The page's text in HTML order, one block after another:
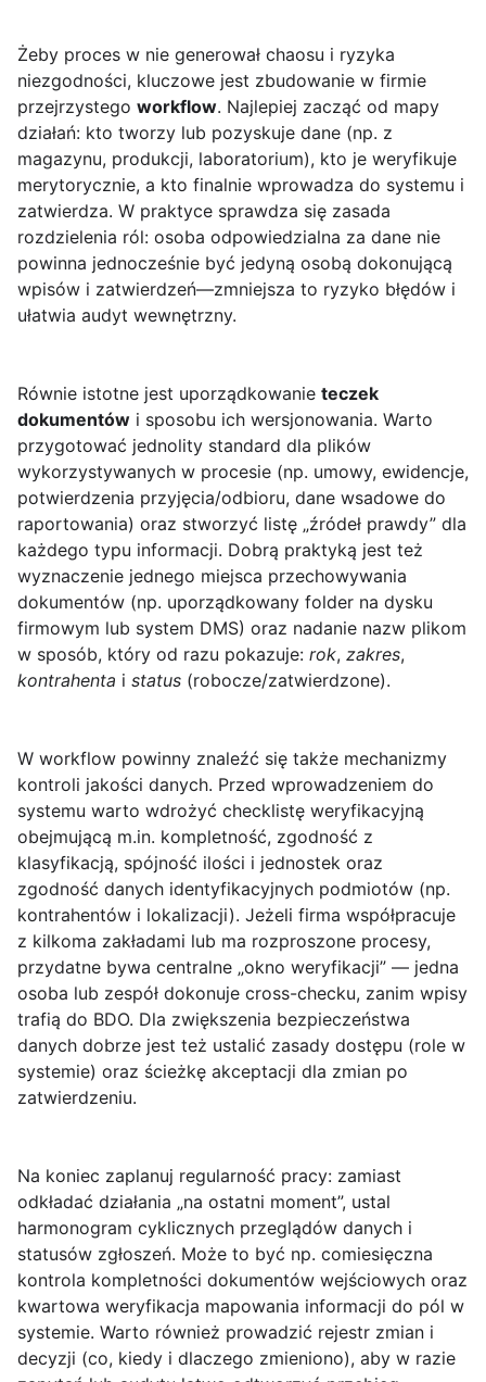
Żeby proces w nie generował chaosu i ryzyka
niezgodności, kluczowe jest zbudowanie w firmie
przejrzystego workflow. Najlepiej zacząć od mapy
działań: kto tworzy lub pozyskuje dane (np. z
magazynu, produkcji, laboratorium), kto je weryfikuje
merytorycznie, a kto finalnie wprowadza do systemu i
zatwierdza. W praktyce sprawdza się zasada
rozdzielenia ról: osoba odpowiedzialna za dane nie
powinna jednocześnie być jedyną osobą dokonującą
wpisów i zatwierdzeń—zmniejsza to ryzyko błędów i
ułatwia audyt wewnętrzny.
Równie istotne jest uporządkowanie teczek
dokumentów i sposobu ich wersjonowania. Warto
przygotować jednolity standard dla plików
wykorzystywanych w procesie (np. umowy, ewidencje,
potwierdzenia przyjęcia/odbioru, dane wsadowe do
raportowania) oraz stworzyć listę „źródeł prawdy” dla
każdego typu informacji. Dobrą praktyką jest też
wyznaczenie jednego miejsca przechowywania
dokumentów (np. uporządkowany folder na dysku
firmowym lub system DMS) oraz nadanie nazw plikom
w sposób, który od razu pokazuje: rok, zakres,
kontrahenta i status (robocze/zatwierdzone).
W workflow powinny znaleźć się także mechanizmy
kontroli jakości danych. Przed wprowadzeniem do
systemu warto wdrożyć checklistę weryfikacyjną
obejmującą m.in. kompletność, zgodność z
klasyfikacją, spójność ilości i jednostek oraz
zgodność danych identyfikacyjnych podmiotów (np.
kontrahentów i lokalizacji). Jeżeli firma współpracuje
z kilkoma zakładami lub ma rozproszone procesy,
przydatne bywa centralne „okno weryfikacji” — jedna
osoba lub zespół dokonuje cross-checku, zanim wpisy
trafią do BDO. Dla zwiększenia bezpieczeństwa
danych dobrze jest też ustalić zasady dostępu (role w
systemie) oraz ścieżkę akceptacji dla zmian po
zatwierdzeniu.
Na koniec zaplanuj regularność pracy: zamiast
odkładać działania „na ostatni moment”, ustal
harmonogram cyklicznych przeglądów danych i
statusów zgłoszeń. Może to być np. comiesięczna
kontrola kompletności dokumentów wejściowych oraz
kwartowa weryfikacja mapowania informacji do pól w
systemie. Warto również prowadzić rejestr zmian i
decyzji (co, kiedy i dlaczego zmieniono), aby w razie